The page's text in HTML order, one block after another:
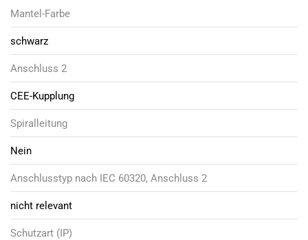
Mantel-Farbe
schwarz
Anschluss 2
CEE-Kupplung
Spiralleitung
Nein
Anschlusstyp nach IEC 60320, Anschluss 2
nicht relevant
Schutzart (IP)